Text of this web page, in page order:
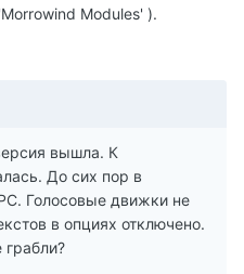
Modules' ).
вышла. К
До сих пор в
Голосовые движки не
в опциях отключено.